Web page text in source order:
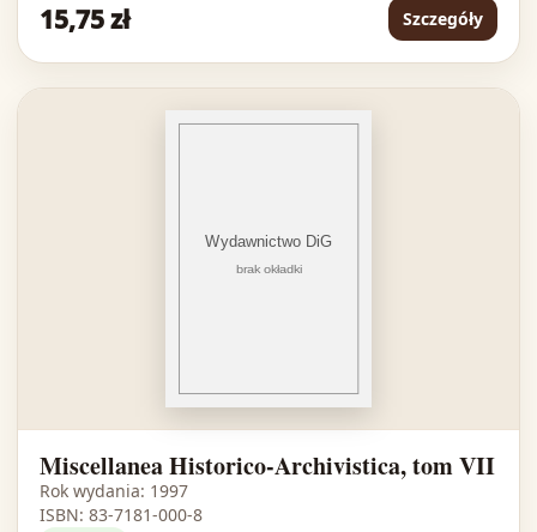
15,75 zł Szczegóły
Miscellanea Historico-Archivistica, tom VII
Rok wydania: 1997
ISBN: 83-7181-000-8